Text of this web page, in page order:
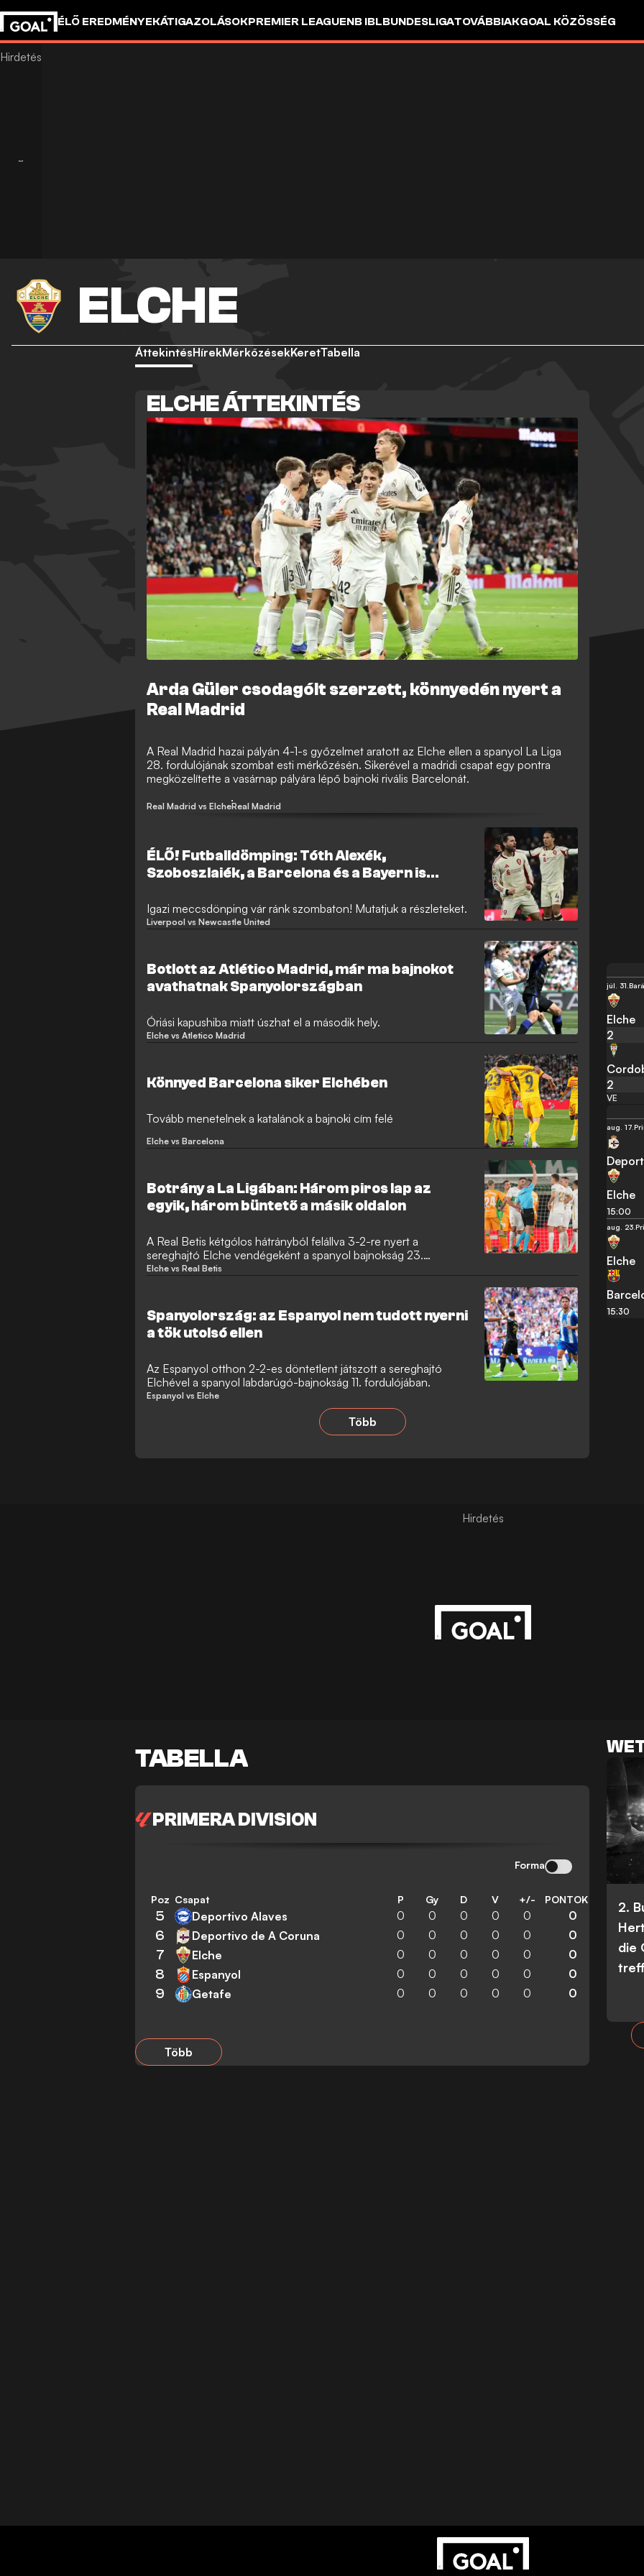
ÉLŐ EREDMÉNYEKÁTIGAZOLÁSOKPREMIER LEAGUENB IBLBUNDESLIGATOVÁBBIAKGOAL KÖZÖSSÉG
ELCHE
ÁttekintésHírekMérkőzésekKeretTabella
ELCHE ÁTTEKINTÉS
Arda Güler csodagólt szerzett, könnyedén nyert a
Real Madrid
A Real Madrid hazai pályán 4-1-s győzelmet aratott az Elche ellen a spanyol La Liga
28. fordulójának szombat esti mérkőzésén. Sikerével a madridi csapat egy pontra
megközelítette a vasárnap pályára lépő bajnoki rivális Barcelonát.
Real Madrid vs ElcheReal Madrid
ÉLŐ! Futballdömping: Tóth Alexék,
Szoboszlaiék, a Barcelona és a Bayern is
Igazi meccsdönping vár ránk szombaton! Mutatjuk a részleteket.
Liverpool vs Newcastle United
Botlott az Atlético Madrid, már ma bajnokot
avathatnak Spanyolországban
Óriási kapushiba miatt úszhat el a második hely.
Elche vs Atletico Madrid
Könnyed Barcelona siker Elchében
Tovább menetelnek a katalánok a bajnoki cím felé
Elche vs Barcelona
Botrány a La Ligában: Három piros lap az
egyik, három büntető a másik oldalon
A Real Betis kétgólos hátrányból felállva 3-2-re nyert a
sereghajtó Elche vendégeként a spanyol bajnokság 23.
fordulójának péntek esti mérkőzésén.
Elche vs Real Betis
Spanyolország: az Espanyol nem tudott nyerni
a tök utolsó ellen
Az Espanyol otthon 2-2-es döntetlent játszott a sereghajtó
Elchével a spanyol labdarúgó-bajnokság 11. fordulójában.
Espanyol vs Elche
Több
júl. 31.
Elche
2
2
VE
aug. 17.
Elche
15:00
aug. 23.
Elche
15:30
TABELLA
PRIMERA DIVISION
Forma
Poz Csapat P Gy D V +/- PONTOK
5 Deportivo Alaves 0 0 0 0 0 0
6 Deportivo de A Coruna 0 0 0 0 0 0
7 Elche 0 0 0 0 0 0
8 Espanyol 0 0 0 0 0 0
9 Getafe 0 0 0 0 0 0
Több
2.
die